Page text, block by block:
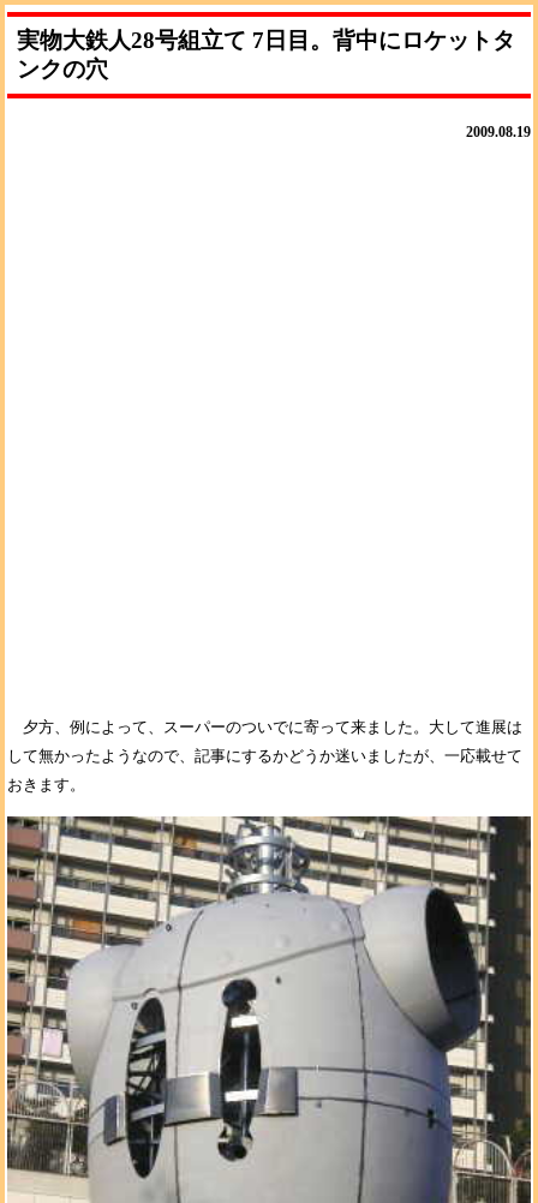
実物大鉄人28号組立て 7日目。背中にロケットタ
ンクの穴
2009.08.19
夕方、例によって、スーパーのついでに寄って来ました。大して進展は
して無かったようなので、記事にするかどうか迷いましたが、一応載せて
おきます。